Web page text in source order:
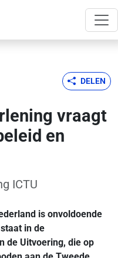
DELEN
vraagt
en
ICTU
is onvoldoende
in de
de Uitvoering, die op